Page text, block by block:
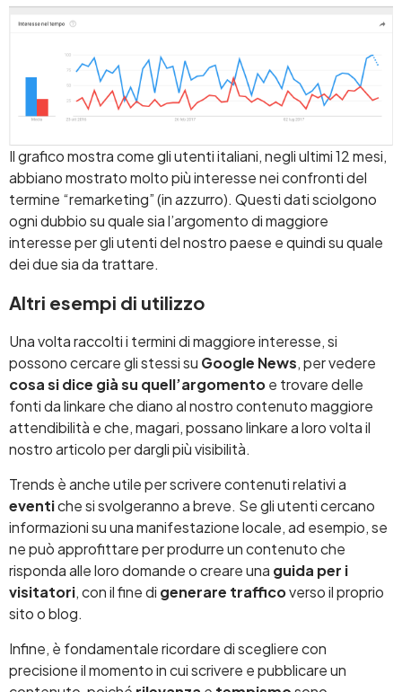
Il grafico mostra come gli utenti italiani, negli ultimi 12 mesi,
abbiano mostrato molto più interesse nei confronti del
termine “remarketing” (in azzurro). Questi dati sciolgono
ogni dubbio su quale sia l’argomento di maggiore
interesse per gli utenti del nostro paese e quindi su quale
dei due sia da trattare.
Altri esempi di utilizzo
Una volta raccolti i termini di maggiore interesse, si
possono cercare gli stessi su Google News, per vedere
cosa si dice già su quell’argomentoe trovare delle
fonti da linkare che diano al nostro contenuto maggiore
attendibilità e che, magari, possano linkare a loro volta il
nostro articolo per dargli più visibilità.
Trends è anche utile per scrivere contenuti relativi a
eventiche si svolgeranno a breve. Se gli utenti cercano
informazioni su una manifestazione locale, ad esempio, se
ne può approfittare per produrre un contenuto che
risponda alle loro domande o creare una guida per i
visitatori, con il fine di generare trafficoverso il proprio
sito o blog.
Infine, è fondamentale ricordare di scegliere con
precisione il momento in cui scrivere e pubblicare un